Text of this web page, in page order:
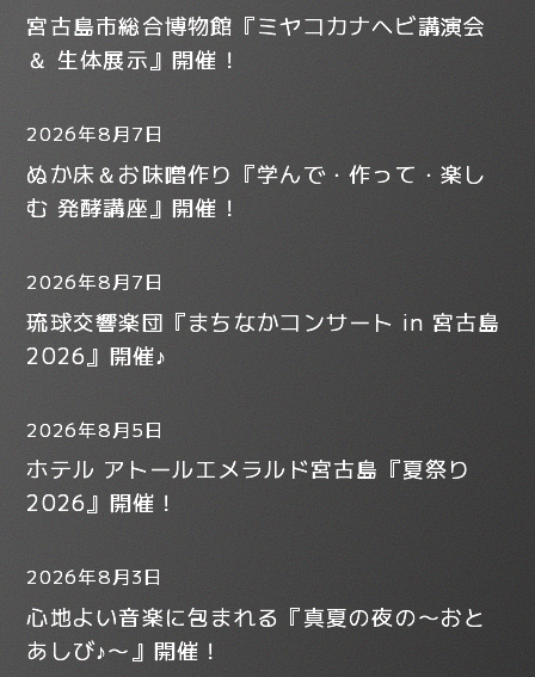
宮古島市総合博物館『ミヤコカナヘビ講演会
＆ 生体展示』開催！
2026年8月7日
ぬか床＆お味噌作り『学んで・作って・楽し
む 発酵講座』開催！
2026年8月7日
琉球交響楽団『まちなかコンサート in 宮古島
2026』開催♪
2026年8月5日
ホテル アトールエメラルド宮古島『夏祭り
2026』開催！
2026年8月3日
心地よい音楽に包まれる『真夏の夜の〜おと
あしび♪〜』開催！